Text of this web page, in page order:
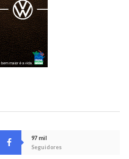
97 mil
Seguidores